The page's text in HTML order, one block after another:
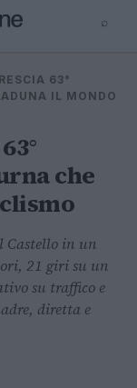
⌕
63°
IL MONDO
che
Castello in un
21 giri su un
su traffico e
diretta e